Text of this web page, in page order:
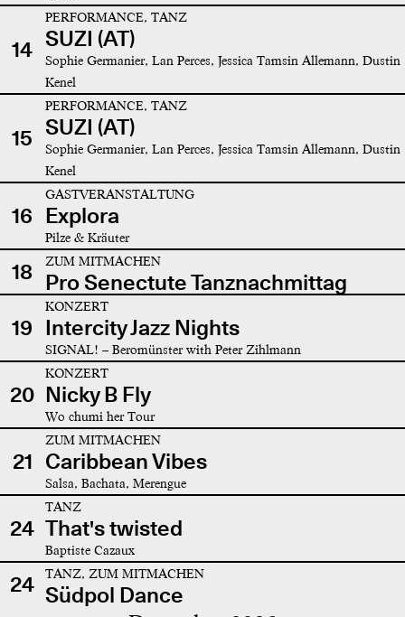
14
PERFORMANCE, TANZ
SUZI (AT)
Sophie Germanier, Lan Perces, Jessica Tamsin Allemann, Dustin
Kenel
15
PERFORMANCE, TANZ
SUZI (AT)
Sophie Germanier, Lan Perces, Jessica Tamsin Allemann, Dustin
Kenel
16
GASTVERANSTALTUNG
Explora
Pilze & Kräuter
18 ZUM MITMACHEN
Pro Senectute Tanznachmittag
19
KONZERT
Intercity Jazz Nights
SIGNAL! – Beromünster with Peter Zihlmann
20
KONZERT
Nicky B Fly
Wo chumi her Tour
21
ZUM MITMACHEN
Caribbean Vibes
Salsa, Bachata, Merengue
24
TANZ
That's twisted
Baptiste Cazaux
24 TANZ, ZUM MITMACHEN
Südpol Dance